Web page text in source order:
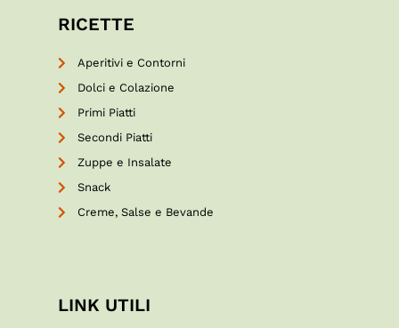
RICETTE
Aperitivi e Contorni
Dolci e Colazione
Primi Piatti
Secondi Piatti
Zuppe e Insalate
Snack
Creme, Salse e Bevande
LINK UTILI